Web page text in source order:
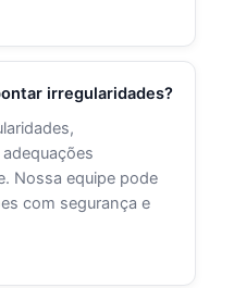
irregularidades?
Nossa equipe pode
com segurança e